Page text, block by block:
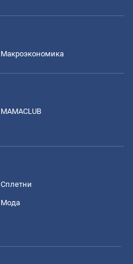
Mакроэкономика
MAMACLUB
Сплетни
Мода